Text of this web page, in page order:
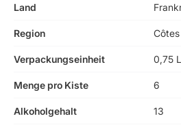
Land
Region
Verpackungseinheit 0,75
Menge pro Kiste 6
Alkoholgehalt 13